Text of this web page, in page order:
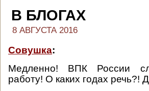
В БЛОГАХ
8 АВГУСТА 2016
Совушка:
Медленно! ВПК России
работу! О каких годах речь?!